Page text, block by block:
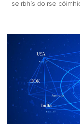
seirbhís doirse